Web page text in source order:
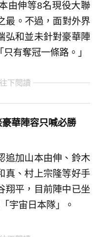
由伸等8名現役大聯
最。不過，面對外界
弘和並未針對豪華陣
有奪冠一條路。」
下閱讀
華陣容只喊必勝
追加山本由伸、鈴木
真、村上宗隆等好手
翔平，目前陣中已坐
宇宙日本隊」。